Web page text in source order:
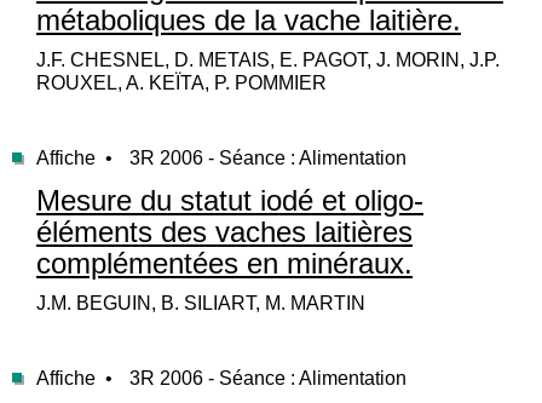
métaboliques de la vache laitière.
J.F. CHESNEL, D. METAIS, E. PAGOT, J. MORIN, J.P.
ROUXEL, A. KEÏTA, P. POMMIER
Affiche • 3R 2006 - Séance : Alimentation
Mesure du statut iodé et oligo-
éléments des vaches laitières
complémentées en minéraux.
J.M. BEGUIN, B. SILIART, M. MARTIN
Affiche • 3R 2006 - Séance : Alimentation